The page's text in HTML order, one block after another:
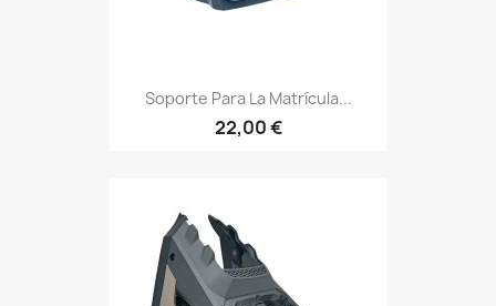
Soporte Para La Matrícula...
22,00 €